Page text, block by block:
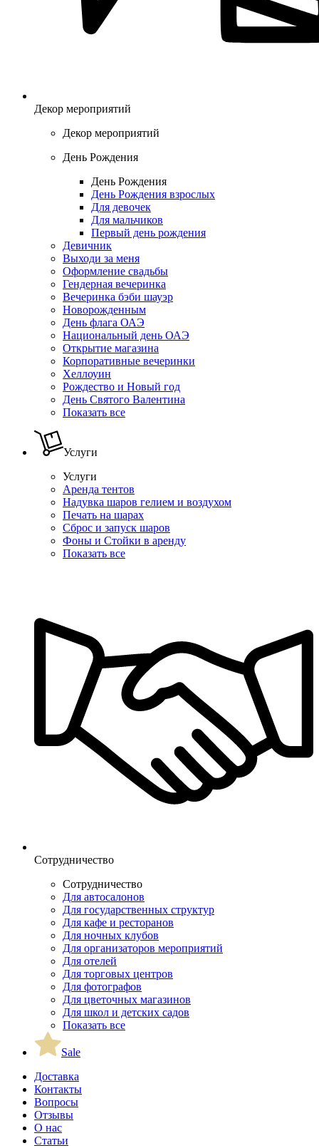
Декор мероприятий
Декор мероприятий
День Рождения
День Рождения
День Рождения взрослых
Для девочек
Для мальчиков
Первый день рождения
Девичник
Выходи за меня
Оформление свадьбы
Гендерная вечеринка
Вечеринка бэби шауэр
Новорожденным
День флага ОАЭ
Национальный день ОАЭ
Открытие магазина
Корпоративные вечеринки
Хеллоуин
Рождество и Новый год
День Святого Валентина
Показать все
Услуги
Услуги
Аренда тентов
Надувка шаров гелием и воздухом
Печать на шарах
Сброс и запуск шаров
Фоны и Стойки в аренду
Показать все
Сотрудничество
Сотрудничество
Для автосалонов
Для государственных структур
Для кафе и ресторанов
Для ночных клубов
Для организаторов мероприятий
Для отелей
Для торговых центров
Для фотографов
Для цветочных магазинов
Для школ и детских садов
Показать все
Sale
Доставка
Контакты
Вопросы
Отзывы
О нас
Статьи